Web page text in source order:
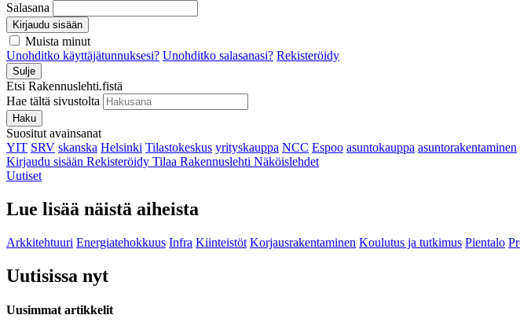
Salasana
Kirjaudu sisään
Muista minut
Unohditko käyttäjätunnuksesi? Unohditko salasanasi? Rekisteröidy
Sulje
Etsi Rakennuslehti.fistä
Hae tältä sivustolta
Haku
Suositut avainsanat
YIT SRV skanska Helsinki Tilastokeskus yrityskauppa NCC Espoo asuntokauppa asuntorakentaminen
Kirjaudu sisään Rekisteröidy Tilaa Rakennuslehti Näköislehdet
Uutiset
Lue lisää näistä aiheista
Arkkitehtuuri Energiatehokkuus Infra Kiinteistöt Korjausrakentaminen Koulutus ja tutkimus Pientalo
Uutisissa nyt
Uusimmat artikkelit